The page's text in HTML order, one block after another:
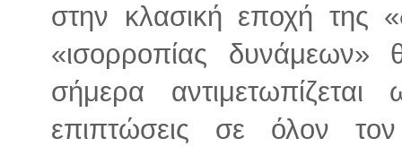
στην κλασική εποχή της
«ισορροπίας δυνάμεων»
σήμερα
επιπτώσεις σε όλον